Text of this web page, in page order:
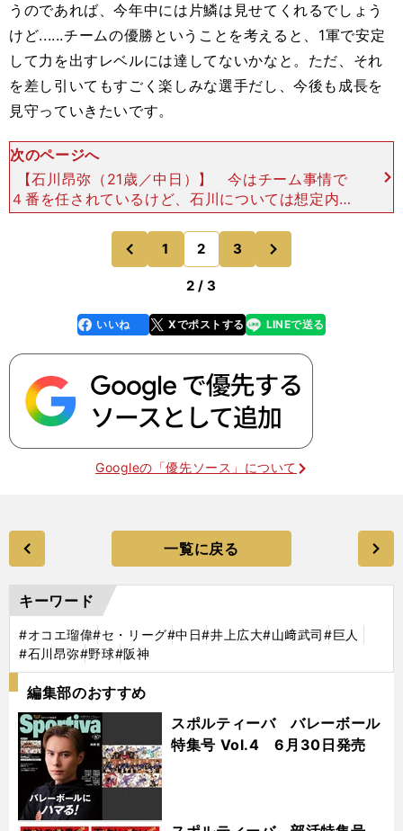
うのであれば、今年中には片鱗は見せてくれるでしょう
けど......チームの優勝ということを考えると、1軍で安定
して力を出すレベルには達してないかなと。ただ、それ
を差し引いてもすごく楽しみな選手だし、今後も成長を
見守っていきたいです。
次のページへ
【石川昂弥（21歳／中日）】 今はチーム事情で
４番を任されているけど、石川については想定内の
活躍です。今のドラゴンズの打者陣ならば彼が４番
を打つのは当然のことだし、僕が監督でも間違いな
くそう起用します
前
のページへ
1 2 3
2 / 3
faceboo
k
いいね Xでポストする
line LINEで送る
Googleの「優先ソース」について
一覧に戻る
キーワード
#オコエ瑠偉#セ・リーグ#中日#井上広大#山﨑武司#巨人
#石川昂弥#野球#阪神
編集部のおすすめ
スポルティーバ バレーボール
特集号 Vol.4 6月30日発売